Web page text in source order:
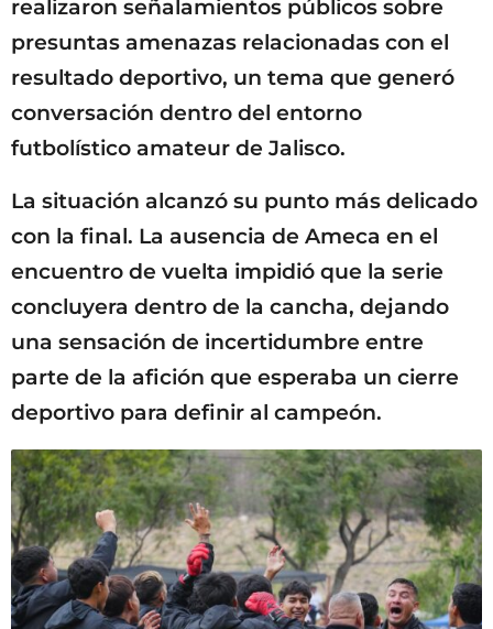
realizaron señalamientos públicos sobre
presuntas amenazas relacionadas con el
resultado deportivo, un tema que generó
conversación dentro del entorno
futbolístico amateur de Jalisco.
La situación alcanzó su punto más delicado
con la final. La ausencia de Ameca en el
encuentro de vuelta impidió que la serie
concluyera dentro de la cancha, dejando
una sensación de incertidumbre entre
parte de la afición que esperaba un cierre
deportivo para definir al campeón.